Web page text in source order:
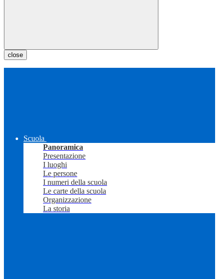
close
Scuola
Panoramica
Presentazione
I luoghi
Le persone
I numeri della scuola
Le carte della scuola
Organizzazione
La storia